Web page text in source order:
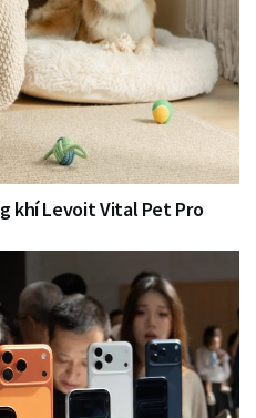
khí Levoit Vital Pet Pro